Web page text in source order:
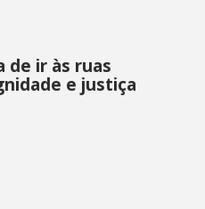
de ir às ruas
e justiça